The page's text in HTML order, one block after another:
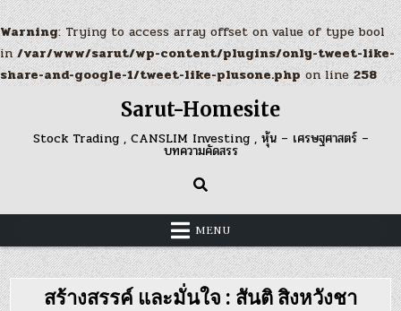
Warning: Trying to access array offset on value of type bool
in/var/www/sarut/wp-content/plugins/only-tweet-like-
share-and-google-1/tweet-like-plusone.phpon line258
content
Sarut-Homesite
Stock Trading , CANSLIM Investing , หุ้น – เศรษฐศาสตร์ –
บทความคัดสรร
MENU
สร้างสรรค์ และมั่นใจ : สันติ สิงหวังชา